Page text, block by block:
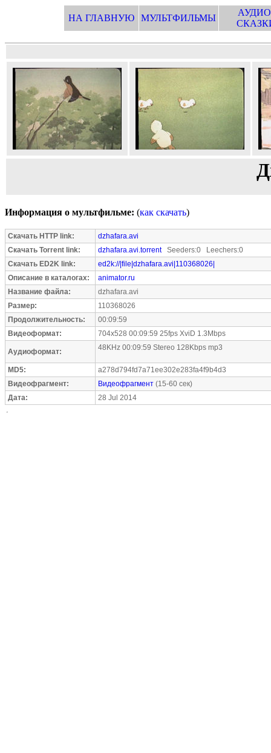
НА ГЛАВНУЮ МУЛЬТФИЛЬМЫ
Информация о мультфильме: (как скачать)
Скачать HTTP link:
dzhafara.avi
Скачать Torrent link:
dzhafara.avi.torrentSeeders:0 Leechers:0
Скачать ED2K link:
ed2k://|file|dzhafara.avi|110368026|
Описание в каталогах:
animator.ru
Название файла:
dzhafara.avi
Размер:
110368026
Продолжительность:
00:09:59
Видеоформат:
704x528 00:09:59 25fps XviD 1.3Mbps
Аудиоформат: 48KHz 00:09:59 Stereo 128Kbps mp3
MD5:
a278d794fd7a71ee302e283fa4f9b4d3
Видеофрагмент:
Видеофрагмент (15-60 сек)
Дата:
28 Jul 2014